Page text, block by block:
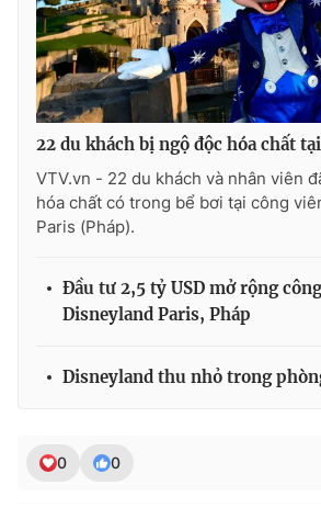
THỜI BÁO VTV
Theo dõi báo trên
Cơ quan chủ quản:
Đài Truyền hình Việt
Cơ quan báo chí:
Thời báo VTV
Tổng Biên tập:Vũ Thanh Thủy
Tổng đài VTV:
024.38 355 931 - 024.38
22 du khách bị ngộ độc hóa chất
VTV.vn - 22 du khách và nhân viên
hóa chất có trong bể bơi tại công
Paris (Pháp).
Đầu tư 2,5 tỷ USD mở rộng
Disneyland Paris, Pháp
Disneyland thu nhỏ trong
0 0